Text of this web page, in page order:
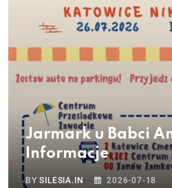
Jarmark u Babci
Informacje
BYSILESIA.IN 2026-07-18